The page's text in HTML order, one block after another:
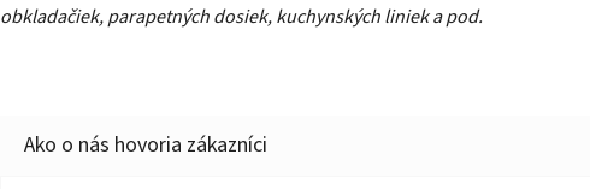
obkladačiek, parapetných dosiek, kuchynských liniek a pod.